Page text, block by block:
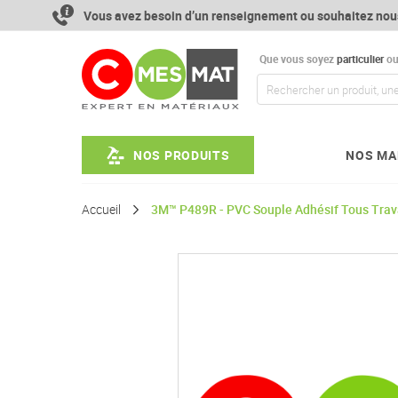
contenu
Vous avez besoin d’un renseignement ou souhaitez
Que vous soyezparticulierou
NOS PRODUITS NOS
Accueil 3M™ P489R - PVC Souple Adhésif Tous